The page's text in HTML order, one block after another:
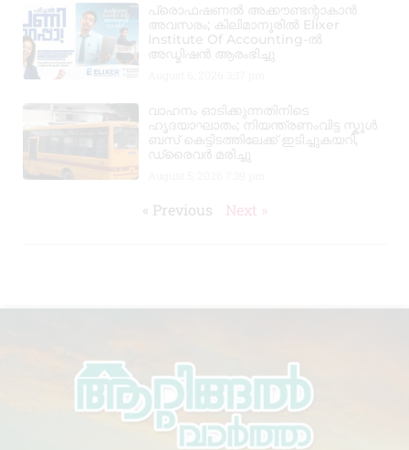
പ്രൊഫഷണൽ അക്കൗണ്ടന്റാകാൻ
അവസരം; കിലിമാനൂരിൽ Elixer
Institute Of Accounting-ൽ
അഡ്മിഷൻ ആരംഭിച്ചു
വാഹനം ഓടിക്കുന്നതിനിടെ
ഹൃദയാഘാതം; നിയന്ത്രണംവിട്ട സ്കൂൾ
ബസ് കെട്ടിടത്തിലേക്ക് ഇടിച്ചുകയറി,
ഡ്രൈവർ മരിച്ചു
« Previous Next »